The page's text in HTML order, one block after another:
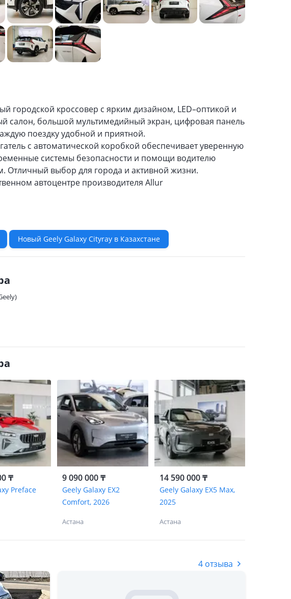
городской кроссовер с ярким дизайном, LED–оптикой и
салон, большой мультимедийный экран, цифровая панель
поездку удобной и приятной.
с автоматической коробкой обеспечивает уверенную
системы безопасности и помощи водителю
Отличный выбор для города и активной жизни.
автоцентре производителя Allur
Новый Geely Galaxy Cityray в Казахстане
₸
Preface
9 090 000 ₸
Geely Galaxy EX2
Comfort, 2026
Астана
14 590 000 ₸
Geely Galaxy EX5 Max,
2025
Астана
4 отзыва